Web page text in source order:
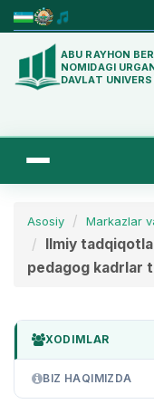
ABU RAYHON
NOMIDAGI
DAVLAT
Asosiy Markazlar
Ilmiy
pedagog kadrlar
XODIMLAR
BIZ HAQIMIZDA